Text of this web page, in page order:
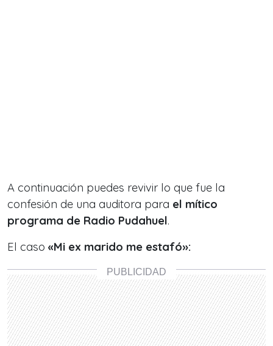
A continuación puedes revivir lo que fue la
confesión de una auditora para el mítico
programa de Radio Pudahuel.
El caso «Mi ex marido me estafó»: